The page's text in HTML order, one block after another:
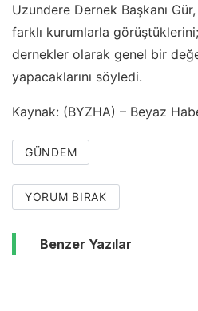
Uzundere Dernek Başkanı
farklı kurumlarla
dernekler olarak genel bir
yapacaklarını söyledi.
Kaynak: (BYZHA) – Beyaz
GÜNDEM
YORUM BIRAK
Benzer Yazılar